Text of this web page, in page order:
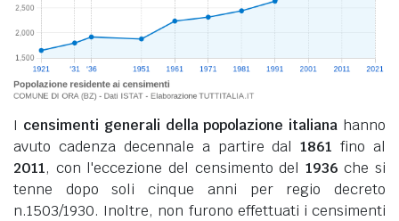
I censimenti generali della popolazione italiana hanno
avuto cadenza decennale a partire dal1861 fino al
2011, con l'eccezione del censimento del 1936 che si
tenne dopo soli cinque anni per regio decreto
n.1503/1930. Inoltre, non furono effettuati i censimenti